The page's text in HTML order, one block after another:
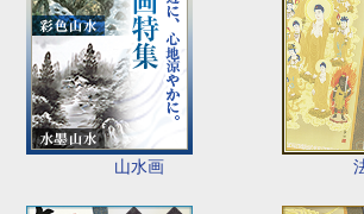
山水画